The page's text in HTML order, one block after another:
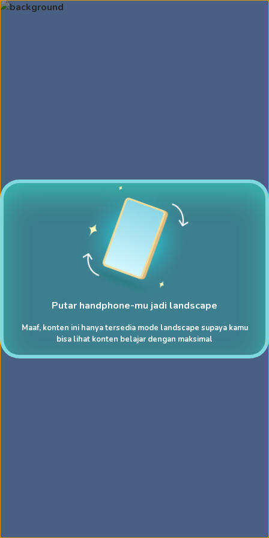
Putar handphone-mu jadi landscape
Maaf, konten ini hanya tersedia mode landscape supaya kamu
bisa lihat konten belajar dengan maksimal